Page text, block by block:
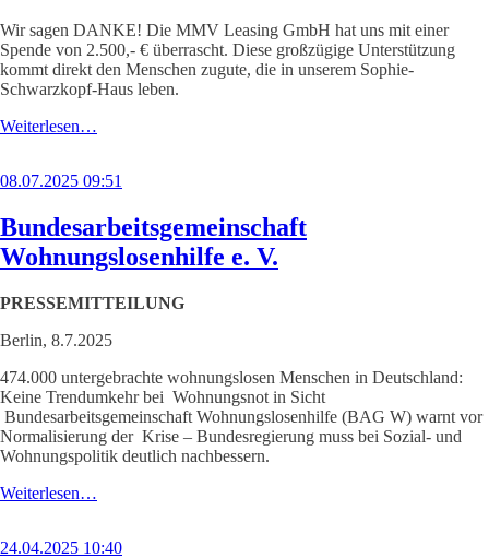
Wir sagen DANKE! Die MMV Leasing GmbH hat uns mit einer
Spende von 2.500,- € überrascht. Diese großzügige Unterstützung
kommt direkt den Menschen zugute, die in unserem Sophie-
Schwarzkopf-Haus leben.
Weiterlesen…
08.07.2025 09:51
Bundesarbeitsgemeinschaft
Wohnungslosenhilfe e. V.
PRESSEMITTEILUNG
Berlin, 8.7.2025
474.000 untergebrachte wohnungslosen Menschen in Deutschland:
Keine Trendumkehr bei Wohnungsnot in Sicht
Bundesarbeitsgemeinschaft Wohnungslosenhilfe (BAG W) warnt vor
Normalisierung der Krise – Bundesregierung muss bei Sozial- und
Wohnungspolitik deutlich nachbessern.
Weiterlesen…
24.04.2025 10:40